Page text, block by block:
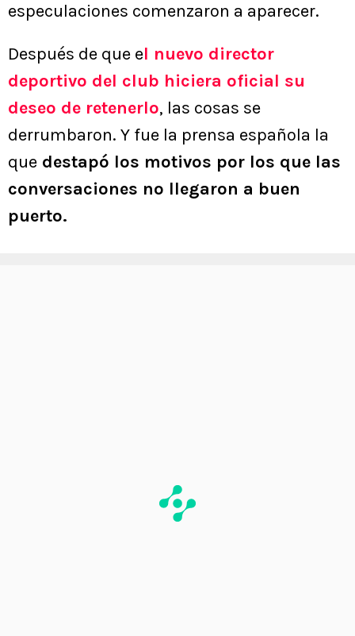
especulaciones comenzaron a aparecer.
Después de que el nuevo director
deportivo del club hiciera oficial su
deseo de retenerlo, las cosas se
derrumbaron. Y fue la prensa española la
que destapó los motivos por los que las
conversaciones no llegaron a buen
puerto.